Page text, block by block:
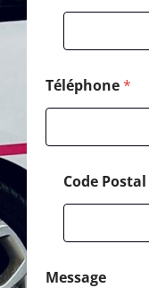
Téléphone*
Code Postal
Message